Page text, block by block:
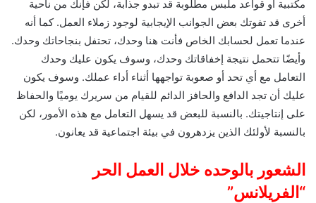
مكتبية أو قواعد ملبس مطلوبة قد تبدو جذابة، لكن فإنك من ناحية
أخرى قد تفوتك بعض الجوانب الإيجابية لوجود زملاء العمل. كما أنه
عندما تعمل لحسابك الخاص فأنت هنا وحدك، تحتفل بنجاحاتك وحدك.
وأيضًا تتحمل نتيجة إخفاقاتك وحدك، وسوف يكون عليك وحدك
التعامل مع أي تحد أو صعوبة تواجهها أثناء أداء عملك. وسوف يكون
عليك أن تجد الدافع والحافز الدائم للقيام من سريرك يوميًا والحفاظ
على إنتاجيتك. بالنسبة للبعض قد يسهل التعامل مع هذه الأمور، لكن
بالنسبة لأولئك الذين يزدهرون في بيئة اجتماعية قد يعانون.
الشعور بالوحده خلال العمل الحر
“الفريلانس”